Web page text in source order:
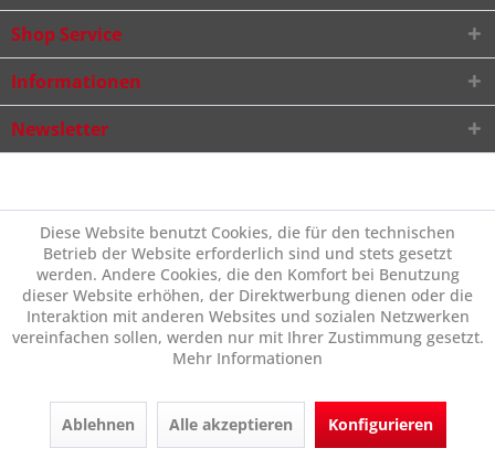
Shop Service
Informationen
Newsletter
Diese Website benutzt Cookies, die für den technischen
Betrieb der Website erforderlich sind und stets gesetzt
werden. Andere Cookies, die den Komfort bei Benutzung
dieser Website erhöhen, der Direktwerbung dienen oder die
Interaktion mit anderen Websites und sozialen Netzwerken
vereinfachen sollen, werden nur mit Ihrer Zustimmung gesetzt.
Mehr Informationen
Ablehnen Alle akzeptieren Konfigurieren